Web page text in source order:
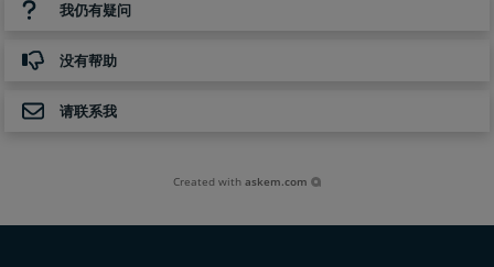
我仍有疑问
没有帮助
请联系我
Created withaskem.com